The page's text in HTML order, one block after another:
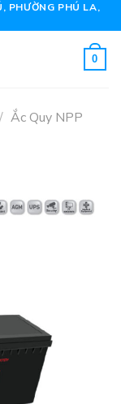
PHƯỜNG PHÚ LA,
0
/ Ắc Quy NPP